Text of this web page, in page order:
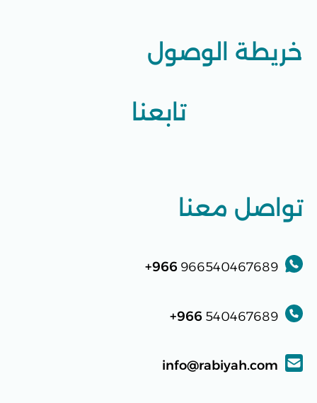
تواصل معنا
966540467689
966+
540467689
966+
info@rabiyah.com
تابعنا
خريطة الوصول